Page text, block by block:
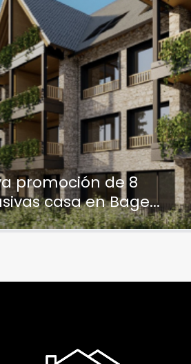
promoción de 8
casa en Bage...